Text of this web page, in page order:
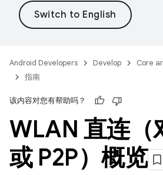
Android Developers Develop Core
指南
该内容对您有帮助吗？
WLAN 直连（
或 P2P）概览